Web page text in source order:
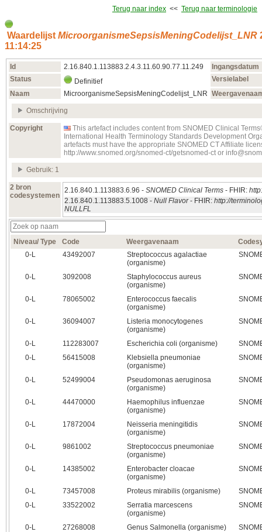
Terug naar index << Terug naar terminologie
Waardelijst MicroorganismeSepsisMeningCodelijst_LNR
11:14:25
Id 2.16.840.1.113883.2.4.3.11.60.90.77.11.249
Ingangsdatum
Status
Definitief
Versielabel
Naam
MicroorganismeSepsisMeningCodelijst_LNR
Omschrijving
Copyright
This artefact includes content from SNOMED Clinical
International Health Terminology Standards Development
artefacts must have the appropriate SNOMED CT Affiliate
http://www.snomed.org/snomed-ct/getsnomed-ct or
Gebruik: 1
2 bron
codesystemen
2.16.840.1.113883.6.96 - SNOMED Clinical Terms - FHIR:
2.16.840.1.113883.5.1008 - Null Flavor- FHIR: http://
NULLFL
Niveau/ Type Code Weergavenaam
0‑L
43492007
Streptococcus agalactiae
(organisme)
0‑L 3092008
Staphylococcus aureus
(organisme)
0‑L 78065002
Enterococcus faecalis
(organisme)
0‑L 36094007
Listeria monocytogenes
(organisme)
0‑L 112283007 Escherichia coli (organisme)
0‑L
56415008
Klebsiella pneumoniae
(organisme)
0‑L 52499004
Pseudomonas aeruginosa
(organisme)
0‑L 44470000
Haemophilus influenzae
(organisme)
0‑L 17872004
Neisseria meningitidis
(organisme)
0‑L 9861002
Streptococcus pneumoniae
(organisme)
0‑L 14385002
Enterobacter cloacae
(organisme)
0‑L 73457008 Proteus mirabilis (organisme)
0‑L
33522002
Serratia marcescens
(organisme)
0‑L 27268008 Genus Salmonella (organisme)